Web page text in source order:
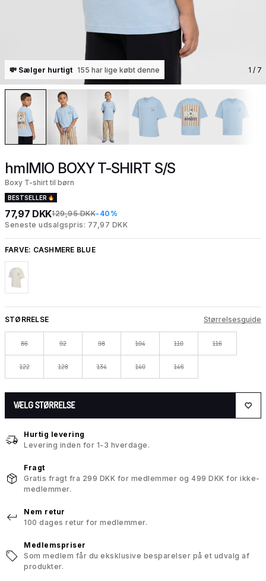
💸 Sælger hurtigt 155 har lige købt denne 1 / 7
hmlMIO BOXY T-SHIRT S/S
Boxy T-shirt til børn
BESTSELLER
77,97 DKK129,95 DKK-40%
Seneste udsalgspris: 77,97 DKK
FARVE: CASHMERE BLUE
STØRRELSE Størrelsesguide
86 92 98 104 110 116
122 128 134 140 146
VÆLG STØRRELSE
Hurtig levering
Levering inden for 1-3 hverdage.
Fragt
Gratis fragt fra 299 DKK for medlemmer og 499 DKK for ikke-
medlemmer.
Nem retur
100 dages retur for medlemmer.
Medlemspriser
Som medlem får du eksklusive besparelser på et udvalg af
produkter.